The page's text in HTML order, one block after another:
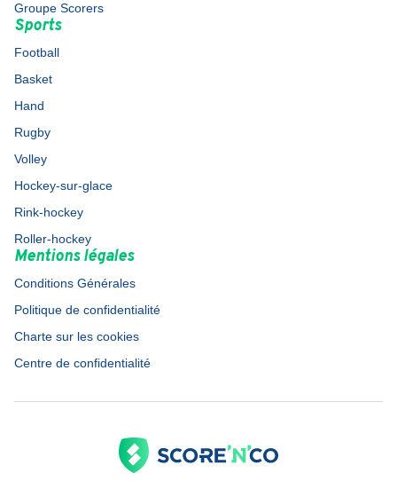
Groupe Scorers
Sports
Football
Basket
Hand
Rugby
Volley
Hockey-sur-glace
Rink-hockey
Roller-hockey
Mentions légales
Conditions Générales
Politique de confidentialité
Charte sur les cookies
Centre de confidentialité